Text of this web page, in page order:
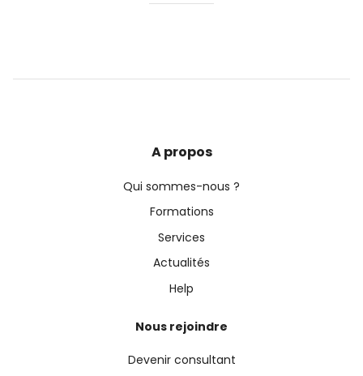
A propos
Qui sommes-nous ?
Formations
Services
Actualités
Help
Nous rejoindre
Devenir consultant